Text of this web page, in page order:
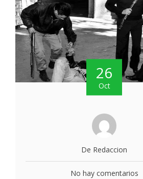
26
Oct
De Redaccion
No hay comentarios